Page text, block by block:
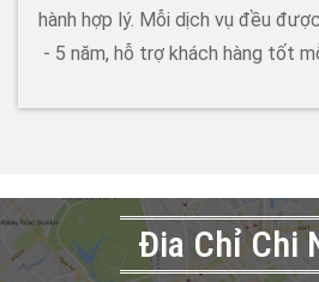
hành hợp lý. Mỗi dịch vụ đều
- 5 năm, hỗ trợ khách hàng tốt
Đia Chỉ Chi